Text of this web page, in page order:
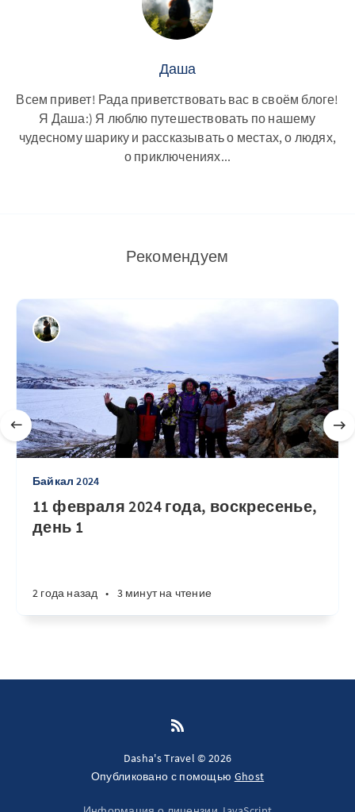
Даша
Всем привет! Рада приветствовать вас в своём блоге!
Я Даша:) Я люблю путешествовать по нашему
чудесному шарику и рассказывать о местах, о людях,
о приключениях...
Рекомендуем
Байкал 2024
11 февраля 2024 года, воскресенье,
день 1
2 года назад • 3 минут на чтение
Dasha's Travel © 2026
Опубликовано с помощью Ghost